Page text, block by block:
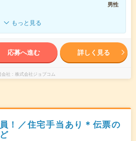
男性
もっと見る
応募へ進む 詳しく見る
社 株式会社ジョブコム
！／住宅手当あり＊伝票の